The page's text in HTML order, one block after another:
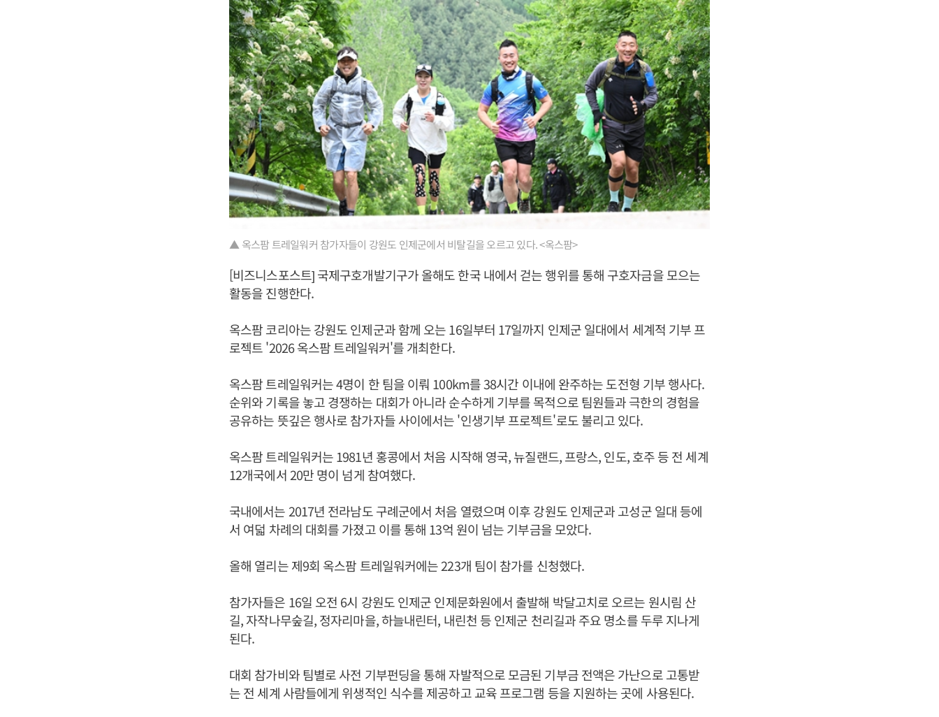
▲ 옥스팜 트레일워커 참가자들이 강원도 인제군에서 비탈길을 오르고 있다. <옥스팜>
[비즈니스포스트] 국제구호개발기구가 올해도 한국 내에서 걷는 행위를 통해 구호자금을 모으는
활동을 진행한다.
옥스팜 코리아는 강원도 인제군과 함께 오는 16일부터 17일까지 인제군 일대에서 세계적 기부 프
로젝트 '2026 옥스팜 트레일워커'를 개최한다.
옥스팜 트레일워커는 4명이 한 팀을 이뤄 100km를 38시간 이내에 완주하는 도전형 기부 행사다.
순위와 기록을 놓고 경쟁하는 대회가 아니라 순수하게 기부를 목적으로 팀원들과 극한의 경험을
공유하는 뜻깊은 행사로 참가자들 사이에서는 '인생기부 프로젝트'로도 불리고 있다.
옥스팜 트레일워커는 1981년 홍콩에서 처음 시작해 영국, 뉴질랜드, 프랑스, 인도, 호주 등 전 세계
12개국에서 20만 명이 넘게 참여했다.
국내에서는 2017년 전라남도 구례군에서 처음 열렸으며 이후 강원도 인제군과 고성군 일대 등에
서 여덟 차례의 대회를 가졌고 이를 통해 13억 원이 넘는 기부금을 모았다.
올해 열리는 제9회 옥스팜 트레일워커에는 223개 팀이 참가를 신청했다.
참가자들은 16일 오전 6시 강원도 인제군 인제문화원에서 출발해 박달고치로 오르는 원시림 산
길, 자작나무숲길, 정자리마을, 하늘내린터, 내린천 등 인제군 천리길과 주요 명소를 두루 지나게
된다.
대회 참가비와 팀별로 사전 기부펀딩을 통해 자발적으로 모금된 기부금 전액은 가난으로 고통받
는 전 세계 사람들에게 위생적인 식수를 제공하고 교육 프로그램 등을 지원하는 곳에 사용된다.